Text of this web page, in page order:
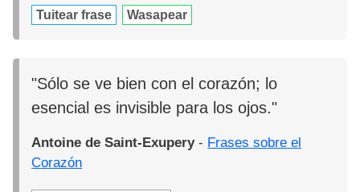
Tuitear frase Wasapear
"Sólo se ve bien con el corazón; lo
esencial es invisible para los ojos."
Antoine de Saint-Exupery- Frases sobre el
Corazón